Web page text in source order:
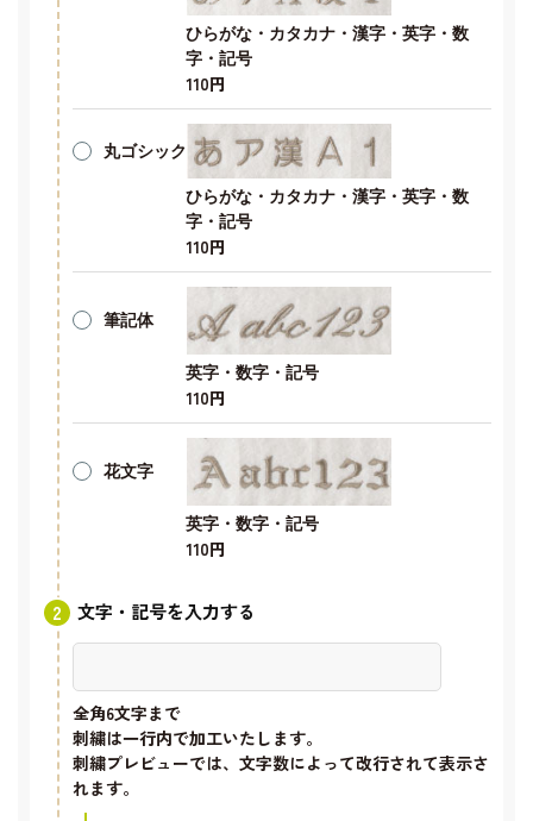
ひらがな・カタカナ・漢字・英字・数
字・記号
110円
丸ゴシック
ひらがな・カタカナ・漢字・英字・数
字・記号
110円
筆記体
英字・数字・記号
110円
花文字
英字・数字・記号
110円
文字・記号を入力する
全角6文字まで
刺繍は一行内で加工いたします。
刺繍プレビューでは、文字数によって改行されて表示さ
れます。